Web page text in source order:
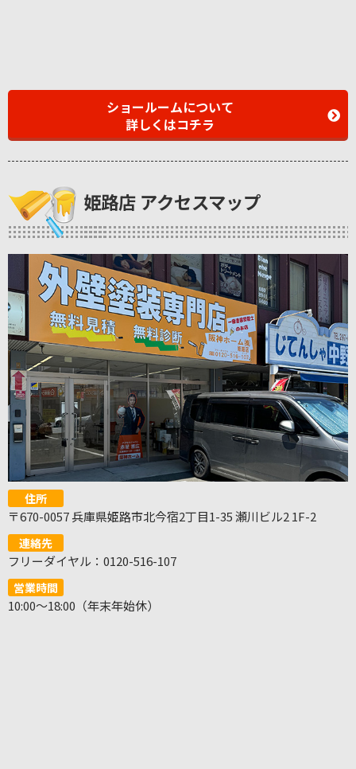
ショールームについて
詳しくはコチラ
姫路店 アクセスマップ
住所
〒670-0057 兵庫県姫路市北今宿2丁目1-35 瀬川ビル2 1F-2
連絡先
フリーダイヤル：0120-516-107
営業時間
10:00～18:00（年末年始休）